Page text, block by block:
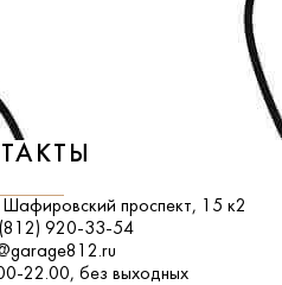
Шафировский проспект, 15 к2
920-33-54
22.00, без выходных